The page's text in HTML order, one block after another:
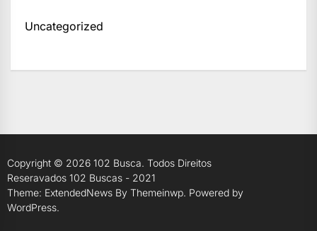
Uncategorized
Copyright © 2026 102 Busca. Todos Direitos
Reseravados 102 Buscas - 2021
Theme: ExtendedNews By Themeinwp. Powered by
WordPress.